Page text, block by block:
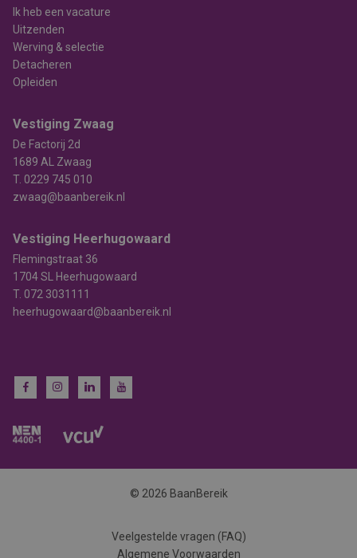
Ik heb een vacature
Uitzenden
Werving & selectie
Detacheren
Opleiden
Vestiging Zwaag
De Factorij 2d
1689 AL Zwaag
T. 0229 745 010
zwaag@baanbereik.nl
Vestiging Heerhugowaard
Flemingstraat 36
1704 SL Heerhugowaard
T. 072 3031111
heerhugowaard@baanbereik.nl
© 2026 BaanBereik
Veelgestelde vragen (FAQ)
Algemene Voorwaarden